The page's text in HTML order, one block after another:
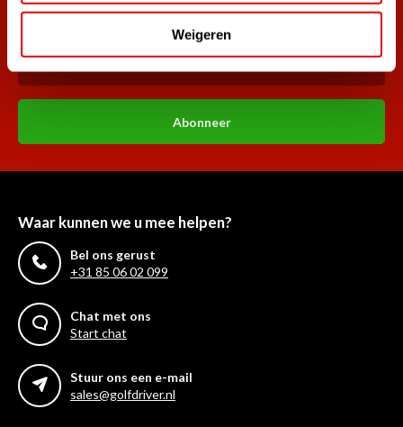
Weigeren
golf aanbiedingen!
Abonneer
Waar kunnen we u mee helpen?
Bel ons gerust
+31 85 06 02 099
Chat met ons
Start chat
Stuur ons een e-mail
sales@golfdriver.nl